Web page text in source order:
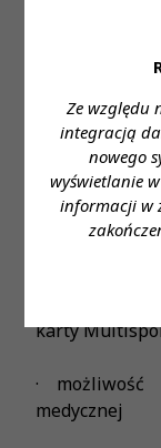
Ze względu
integracją
nowego
wyświetlanie
informacji w
· duży
· możliwość
· zniżki na
karty
·
medycznej